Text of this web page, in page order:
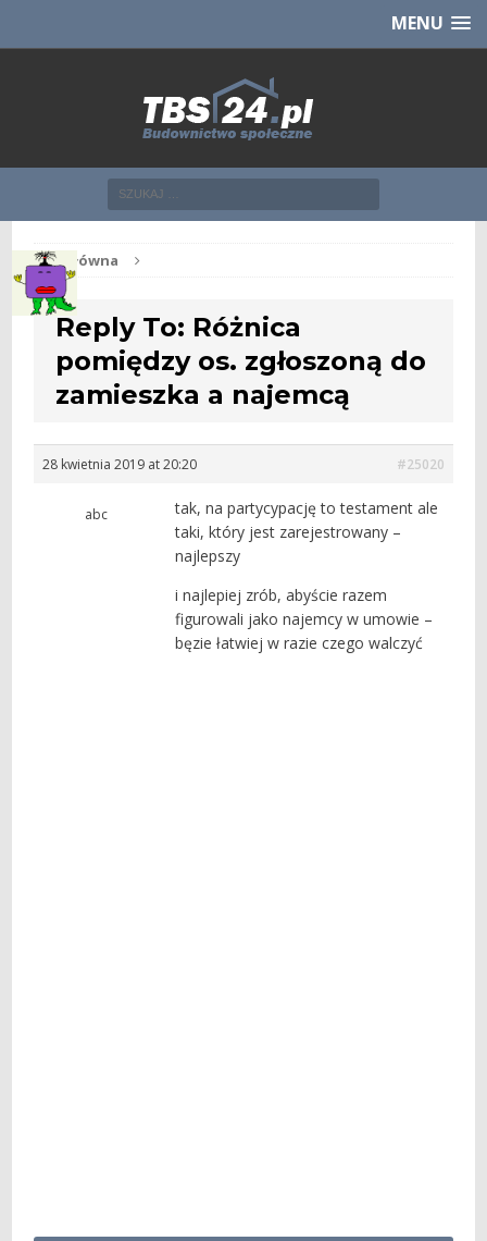
CHCĘ [klik]MENU
Str. główna
Reply To: Różnica
pomiędzy os. zgłoszoną do
zamieszka a najemcą
28 kwietnia 2019 at 20:20 #25020
abc
tak, na partycypację to testament ale
taki, który jest zarejestrowany –
najlepszy
i najlepiej zrób, abyście razem
figurowali jako najemcy w umowie –
bęzie łatwiej w razie czego walczyć